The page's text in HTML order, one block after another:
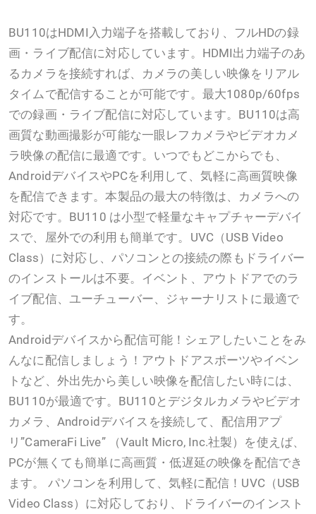
BU110はHDMI入力端子を搭載しており、フルHDの録
画・ライブ配信に対応しています。HDMI出力端子のあ
るカメラを接続すれば、カメラの美しい映像をリアル
タイムで配信することが可能です。最大1080p/60fps
での録画・ライブ配信に対応しています。BU110は高
画質な動画撮影が可能な一眼レフカメラやビデオカメ
ラ映像の配信に最適です。いつでもどこからでも、
AndroidデバイスやPCを利用して、気軽に高画質映像
を配信できます。本製品の最大の特徴は、カメラへの
対応です。BU110 は小型で軽量なキャプチャーデバイ
スで、屋外での利用も簡単です。UVC（USB Video
Class）に対応し、パソコンとの接続の際もドライバー
のインストールは不要。イベント、アウトドアでのラ
イブ配信、ユーチューバー、ジャーナリストに最適で
す。
Androidデバイスから配信可能！シェアしたいことをみ
んなに配信しましょう！アウトドアスポーツやイベン
トなど、外出先から美しい映像を配信したい時には、
BU110が最適です。BU110とデジタルカメラやビデオ
カメラ、Androidデバイスを接続して、配信用アプ
リ”CameraFi Live” （Vault Micro, Inc.社製）を使えば、
PCが無くても簡単に高画質・低遅延の映像を配信でき
ます。 パソコンを利用して、気軽に配信！UVC（USB
Video Class）に対応しており、ドライバーのインスト